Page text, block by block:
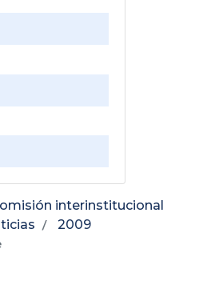
interinstitucional
2009
ventana)